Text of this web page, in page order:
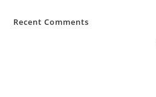
Recent Comments